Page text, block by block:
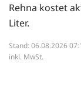
Rehna kostet
Liter.
Stand: 06.08.2026
inkl. MwSt.